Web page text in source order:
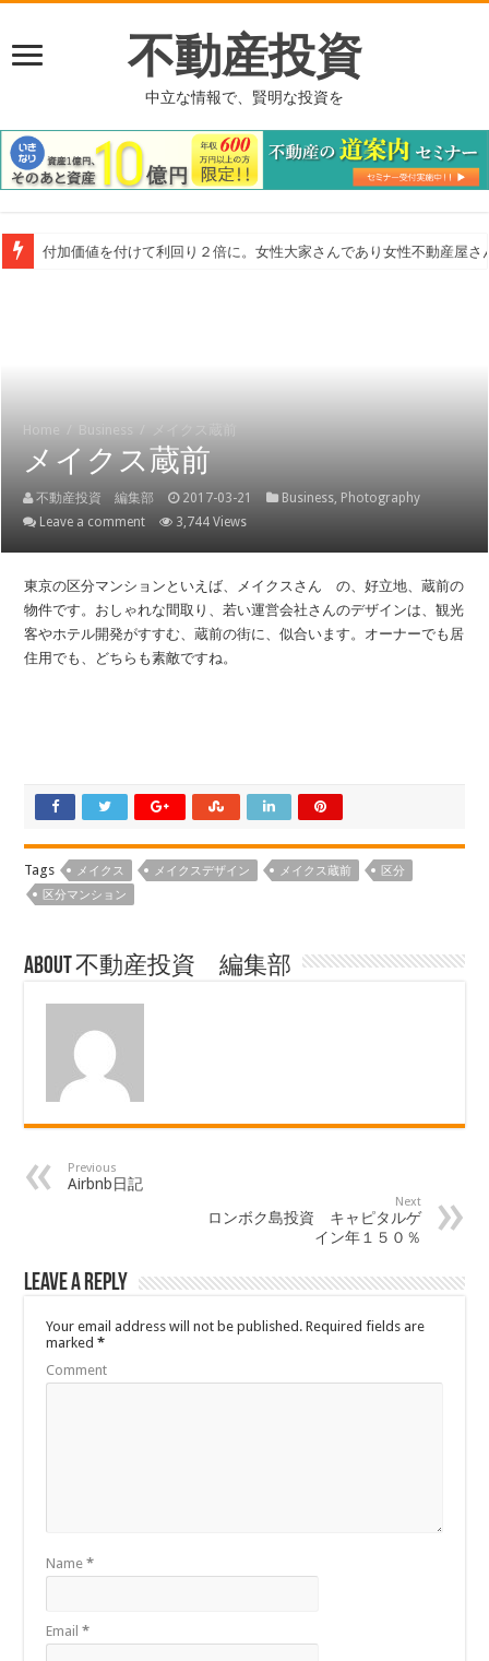
不動産投資
中立な情報で、賢明な投資を
付加価値を付けて利回り２倍に。女性大家さんであり女性不動産屋さ
Home / Business / メイクス蔵前
メイクス蔵前
不動産投資 編集部 2017-03-21 Business, Photography
Leave a comment
3,744 Views
東京の区分マンションといえば、メイクスさん の、好立地、蔵前の
物件です。おしゃれな間取り、若い運営会社さんのデザインは、観光
客やホテル開発がすすむ、蔵前の街に、似合います。オーナーでも居
住用でも、どちらも素敵ですね。
Tags メイクス メイクスデザイン メイクス蔵前
区分
区分マンション
About 不動産投資 編集部
Previous
Airbnb日記
Next
ロンボク島投資 キャピタルゲ
イン年１５０％
Leave a Reply
Your email address will not be published. Required fields are
marked*
Comment
Name*
Email*